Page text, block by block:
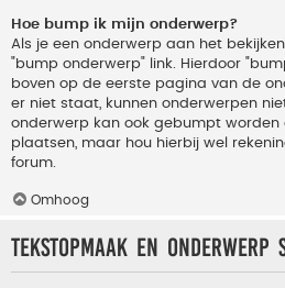
Hoe bump ik mijn onderwerp?
Als je een onderwerp aan het
"bump onderwerp" link. Hierdoor
boven op de eerste pagina van de
er niet staat, kunnen onderwerpen
onderwerp kan ook gebumpt
plaatsen, maar hou hierbij wel
forum.
Omhoog
Tekstopmaak en onderwerp